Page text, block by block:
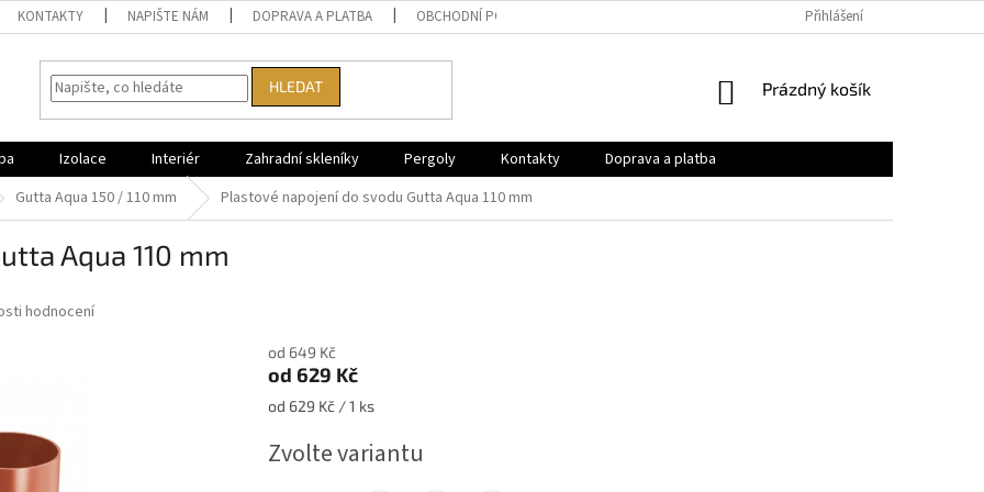
KONTAKTY NAPIŠTE NÁM DOPRAVA A PLATBA OBCHODNÍ PODMÍNKY VRÁCENÍ ZBOŽÍ A
Přihlášení
HLEDAT
NÁKUPNÍ
Prázdný košík
Izolace Interiér Zahradní skleníky Pergoly Kontakty
Doprava a platba
Gutta Aqua 150 / 110 mm Plastové napojení do svodu Gutta Aqua 110 mm
Aqua 110 mm
hodnocení
od 649 Kč
od 629 Kč
Měrná
od 629 Kč / 1 ks
Zvolte variantu